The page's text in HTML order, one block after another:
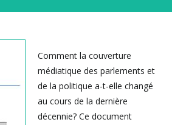
Comment la couverture
médiatique des parlements et
de la politique a-t-elle changé
au cours de la dernière
décennie? Ce document